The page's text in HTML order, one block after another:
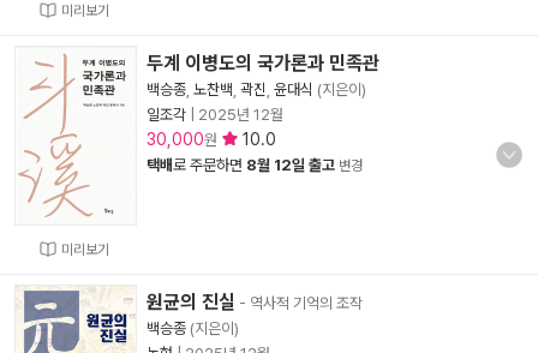
미리보기
미리보기
두계 이병도의 국가론과 민족관
백승종 노찬백 곽진 윤대식 (지은이)
일조각
2025년 12월
30,000원 10.0
택배로 주문하면 8월 12일 출고 변경
원균의 진실 - 역사적 기억의 조작
백승종 (지은이)